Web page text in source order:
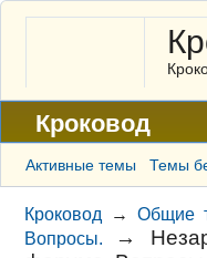
Кроковод
Форум
Архив
ГАЛЕРЕЯ
Активные темы Темы
Кроковод →Общие
Вопросы.
→